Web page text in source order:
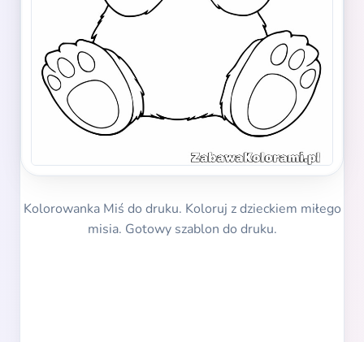
Kolorowanka Miś do druku. Koloruj z dzieckiem miłego
misia. Gotowy szablon do druku.